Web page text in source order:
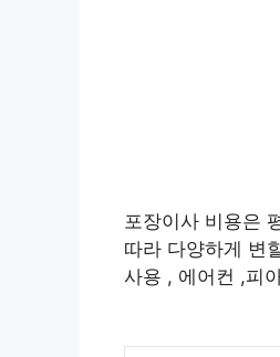
포장이사 비용은
따라 다양하게 변
사용 , 에어컨 ,피